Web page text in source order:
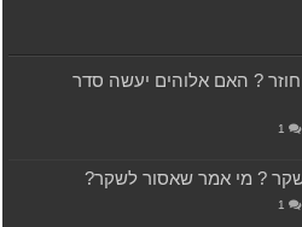
? האם אלוהים יעשה סדר
1
? מי אמר שאסור לשקר?
1